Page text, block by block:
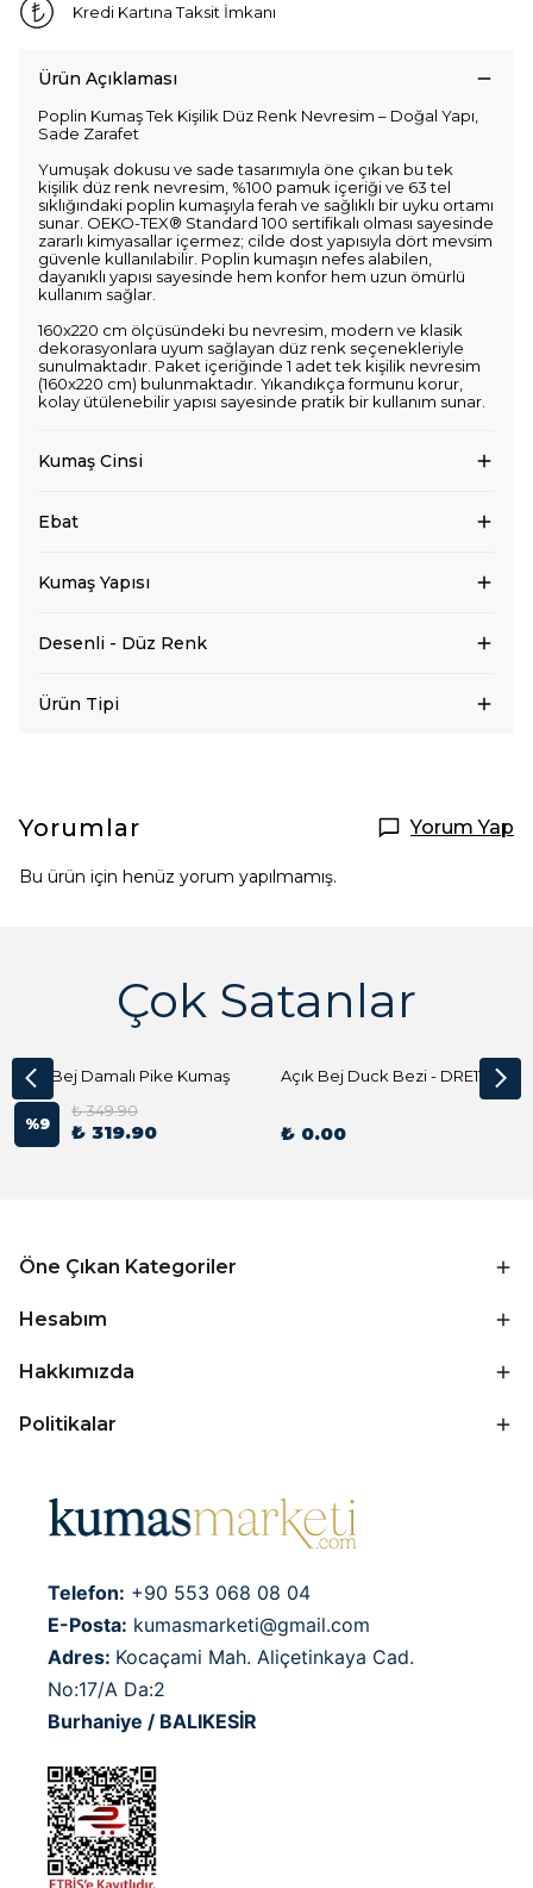
Kredi Kartına Taksit İmkanı
Ürün Açıklaması
Poplin Kumaş Tek Kişilik Düz Renk Nevresim – Doğal Yapı,
Sade Zarafet
Yumuşak dokusu ve sade tasarımıyla öne çıkan bu tek
kişilik düz renk nevresim, %100 pamuk içeriği ve 63 tel
sıklığındaki poplin kumaşıyla ferah ve sağlıklı bir uyku ortamı
sunar. OEKO-TEX® Standard 100 sertifikalı olması sayesinde
zararlı kimyasallar içermez; cilde dost yapısıyla dört mevsim
güvenle kullanılabilir. Poplin kumaşın nefes alabilen,
dayanıklı yapısı sayesinde hem konfor hem uzun ömürlü
kullanım sağlar.
160x220 cm ölçüsündeki bu nevresim, modern ve klasik
dekorasyonlara uyum sağlayan düz renk seçenekleriyle
sunulmaktadır. Paket içeriğinde 1 adet tek kişilik nevresim
(160x220 cm) bulunmaktadır. Yıkandıkça formunu korur,
kolay ütülenebilir yapısı sayesinde pratik bir kullanım sunar.
Kumaş Cinsi
Ebat
Kumaş Yapısı
Desenli - Düz Renk
Ürün Tipi
Yorumlar Yorum Yap
Bu ürün için henüz yorum yapılmamış.
Çok Satanlar
Açık Bej Damalı Pike Kumaş
%9
₺ 349.90
₺ 319.90
Açık Bej Duck Bezi - DRE1144 Kumaş Peçete
₺ 0.00
Öne Çıkan Kategoriler
Hesabım
Hakkımızda
Politikalar
Telefon: +90 553 068 08 04
E-Posta: kumasmarketi@gmail.com
Adres: Kocaçami Mah. Aliçetinkaya Cad.
No:17/A Da:2
Burhaniye / BALIKESİR